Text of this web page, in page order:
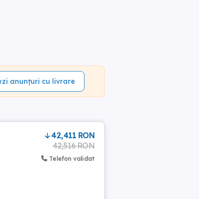
anunțuri cu livrare
42,411 RON
42,516 RON
Telefon validat